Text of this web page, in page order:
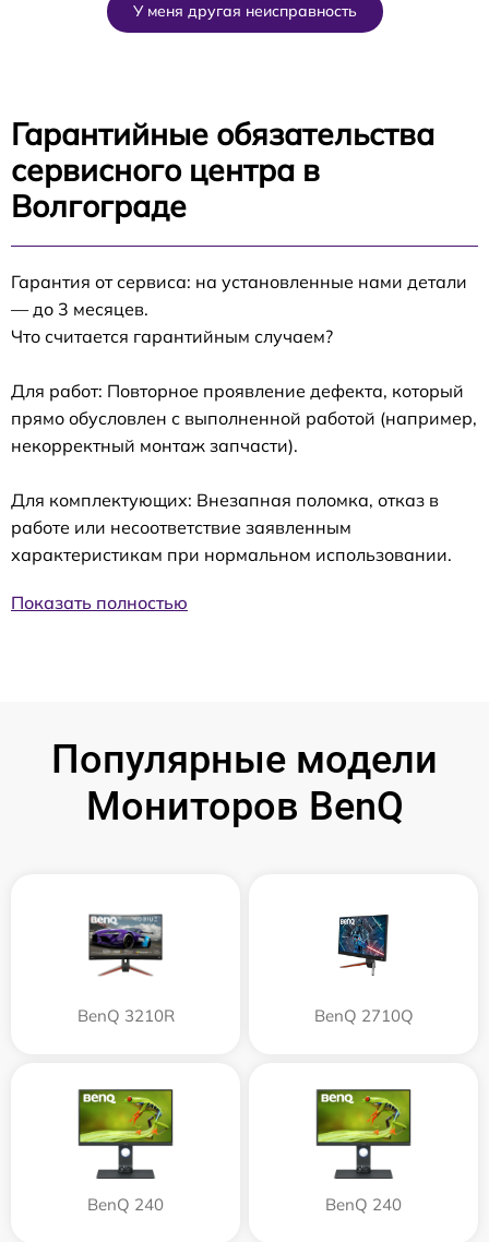
У меня другая неисправность
Гарантийные обязательства
сервисного центра в
Волгограде
Гарантия от сервиса: на установленные нами детали
— до 3 месяцев.
Что считается гарантийным случаем?
Для работ: Повторное проявление дефекта, который
прямо обусловлен с выполненной работой (например,
некорректный монтаж запчасти).
Для комплектующих: Внезапная поломка, отказ в
работе или несоответствие заявленным
характеристикам при нормальном использовании.
Показать полностью
Популярные модели
Мониторов BenQ
BenQ 3210R BenQ 2710Q
BenQ 240 BenQ 240